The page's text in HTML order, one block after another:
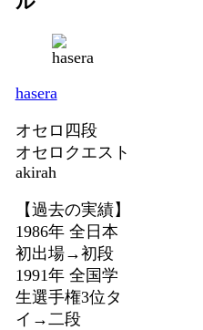
hasera
オセロ四段
オセロクエスト
akirah
【過去の実績】
1986年 全日本
初出場→初段
1991年 全国学
生選手権3位タ
イ→二段